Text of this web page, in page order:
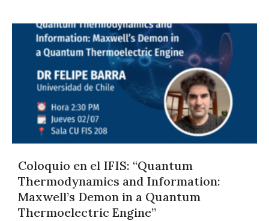
Coloquio en el IFIS: “Quantum
Thermodynamics and Information:
Maxwell’s Demon in a Quantum
Thermoelectric Engine”